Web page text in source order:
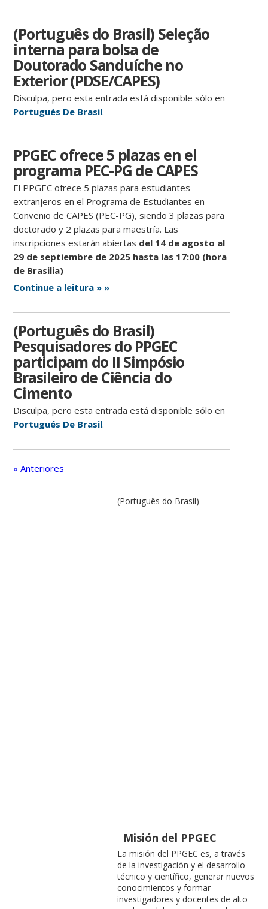
(Português do Brasil) Seleção
interna para bolsa de
Doutorado Sanduíche no
Exterior (PDSE/CAPES)
Disculpa, pero esta entrada está disponible sólo en
Portugués De Brasil.
PPGEC ofrece 5 plazas en el
programa PEC-PG de CAPES
El PPGEC ofrece 5 plazas para estudiantes
extranjeros en el Programa de Estudiantes en
Convenio de CAPES (PEC-PG), siendo 3 plazas para
doctorado y 2 plazas para maestría. Las
inscripciones estarán abiertas del 14 de agosto al
29 de septiembre de 2025 hasta las 17:00 (hora
de Brasilia)
Continue a leitura » »
(Português do Brasil)
Pesquisadores do PPGEC
participam do II Simpósio
Brasileiro de Ciência do
Cimento
Disculpa, pero esta entrada está disponible sólo en
Portugués De Brasil.
« Anteriores
(Português do Brasil)
Misión del PPGEC
La misión del PPGEC es, a través
de la investigación y el desarrollo
técnico y científico, generar nuevos
conocimientos y formar
investigadores y docentes de alto